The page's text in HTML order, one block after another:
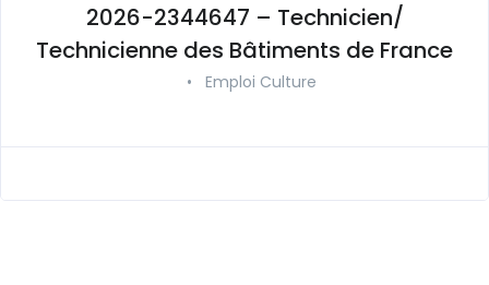
2026-2344647 – Technicien/
Technicienne des Bâtiments de France
• Emploi Culture